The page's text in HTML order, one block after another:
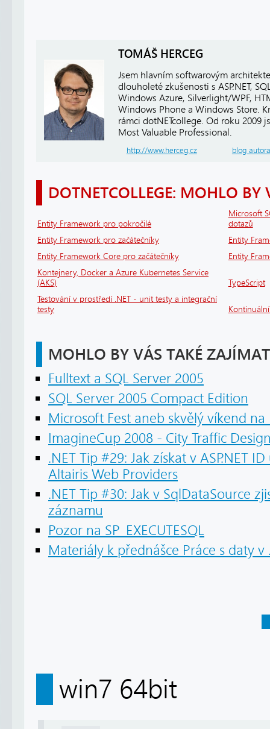
TOMÁŠ HERCEG
Jsem hlavním softwarovým
dlouholeté zkušenosti s ASP.NET,
Windows Azure, Silverlight/WPF,
Windows Phone a Windows Store.
rámci dotNETcollege. Od roku 2009
Most Valuable Professional.
http://www.herceg.cz blog autora
DOTNETCOLLEGE: MOHLO BY
Entity Framework pro pokročilé
Microsoft
dotazů
Entity Framework pro začátečníky
Entity
Entity Framework Core pro začátečníky
Entity
Kontejnery, Docker a Azure Kubernetes Service
(AKS)
TypeScript
Testování v prostředí .NET - unit testy a integrační
testy
MOHLO BY VÁS TAKÉ ZAJÍMAT
Fulltext a SQL Server 2005
SQL Server 2005 Compact Edition
Microsoft Fest aneb skvělý víkend
ImagineCup 2008 - City Traffic
.NET Tip #29: Jak získat v ASP.NET
Altairis Web Providers
.NET Tip #30: Jak v SqlDataSource
záznamu
Pozor na SP_EXECUTESQL
Materiály k přednášce Práce s daty v
win7 64bit